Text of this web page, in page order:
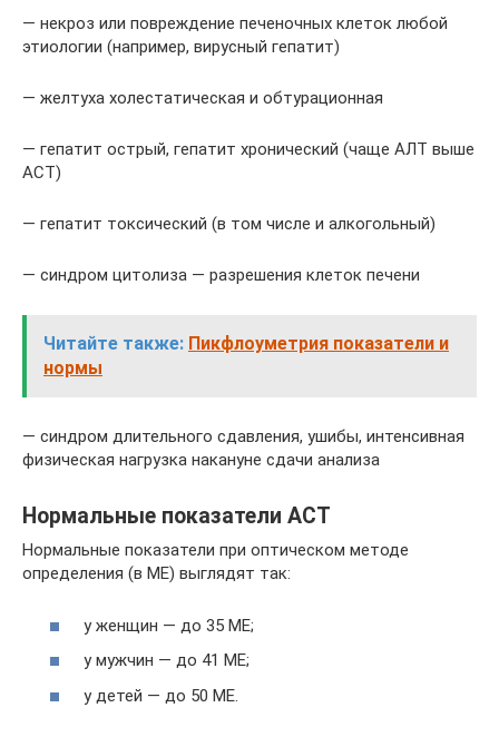
— некроз или повреждение печеночных клеток любой
этиоло­гии (например, вирусный гепатит)
— желтуха холестатическая и обтурационная
— гепатит острый, гепатит хронический (чаще АЛТ выше
АСТ)
— гепатит токсический (в том числе и алкогольный)
— синдром цитолиза — разрешения клеток печени
Читайте также: Пикфлоуметрия показатели и
нормы
— синдром длительного сдавления, ушибы, интенсивная
физическая нагрузка накануне сдачи анализа
Нормальные показатели АСТ
Нормальные показатели при оптическом методе
определения (в МЕ) выглядят так:
у женщин — до 35 МЕ;
у мужчин — до 41 МЕ;
у детей — до 50 МЕ.